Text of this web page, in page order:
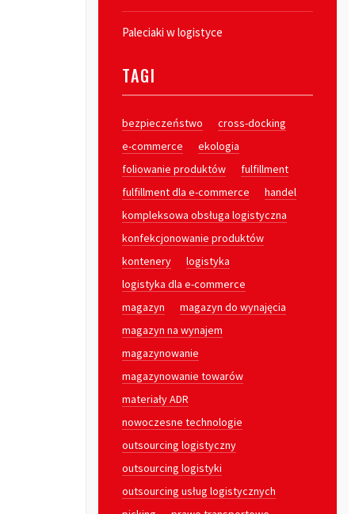
Paleciaki w logistyce
TAGI
bezpieczeństwo
cross-docking
e-commerce
ekologia
foliowanie produktów
fulfillment
fulfillment dla e-commerce
handel
kompleksowa obsługa logistyczna
konfekcjonowanie produktów
kontenery
logistyka
logistyka dla e-commerce
magazyn
magazyn do wynajęcia
magazyn na wynajem
magazynowanie
magazynowanie towarów
materiały ADR
nowoczesne technologie
outsourcing logistyczny
outsourcing logistyki
outsourcing usług logistycznych